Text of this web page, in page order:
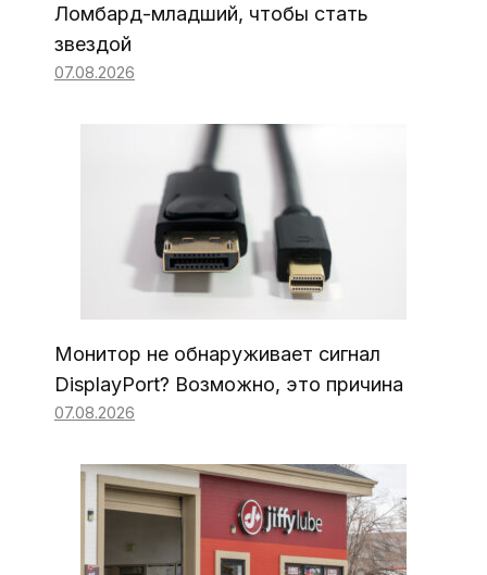
Ломбард-младший, чтобы стать
звездой
07.08.2026
Монитор не обнаруживает сигнал
DisplayPort? Возможно, это причина
07.08.2026